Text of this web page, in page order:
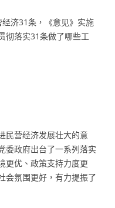
济31条，《意见》实施
彻落实31条做了哪些工
民营经济发展壮大的意
委政府出台了一系列落实
更优、政策支持力度更
会氛围更好，有力提振了